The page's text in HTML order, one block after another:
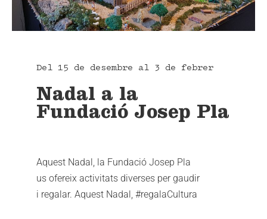
Del 15 de desembre al 3 de febrer
Nadal a la
Fundació Josep Pla
Aquest Nadal, la Fundació Josep Pla
us ofereix activitats diverses per gaudir
i regalar. Aquest Nadal, #regalaCultura